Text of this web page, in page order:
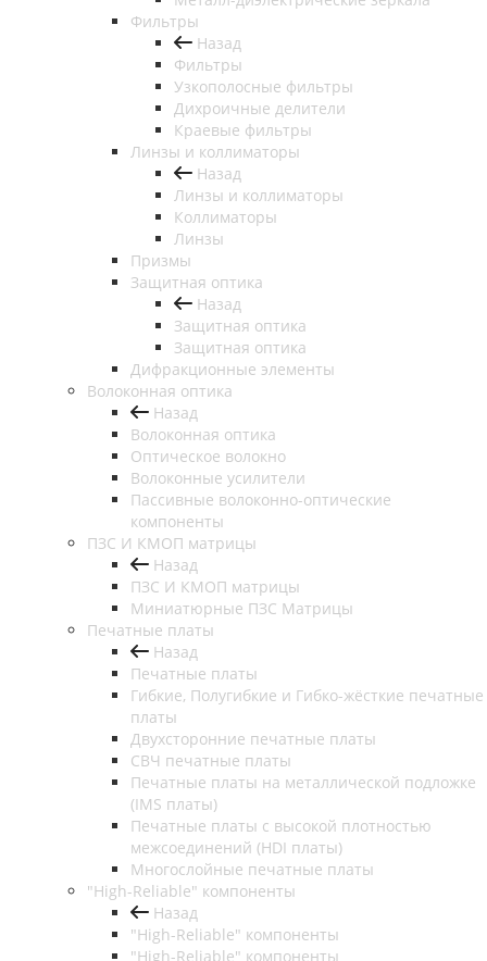
Фильтры
Назад
Фильтры
Узкополосные фильтры
Дихроичные делители
Краевые фильтры
Линзы и коллиматоры
Назад
Линзы и коллиматоры
Коллиматоры
Линзы
Призмы
Защитная оптика
Назад
Защитная оптика
Защитная оптика
Дифракционные элементы
Волоконная оптика
Назад
Волоконная оптика
Оптическое волокно
Волоконные усилители
Пассивные волоконно-оптические
компоненты
ПЗС И КМОП матрицы
Назад
ПЗС И КМОП матрицы
Миниатюрные ПЗС Матрицы
Печатные платы
Назад
Печатные платы
Гибкие, Полугибкие и Гибко-жёсткие печатные
платы
Двухсторонние печатные платы
СВЧ печатные платы
Печатные платы на металлической подложке
(IMS платы)
Печатные платы с высокой плотностью
межсоединений (HDI платы)
Многослойные печатные платы
"High-Reliable" компоненты
Назад
"High-Reliable" компоненты
"High-Reliable" компоненты